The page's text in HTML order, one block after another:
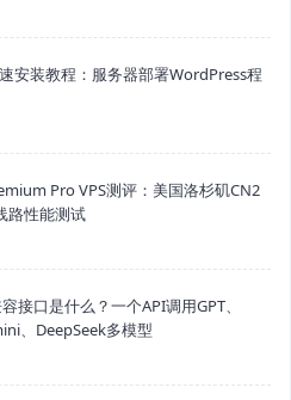
安装教程：服务器部署WordPress程
Pro VPS测评：美国洛杉矶CN2
路性能测试
接口是什么？一个API调用GPT、
、DeepSeek多模型